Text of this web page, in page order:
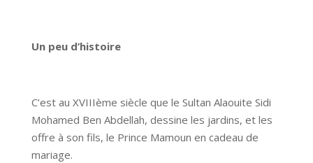
Un peu d’histoire
C’est au XVIIIème siècle que le Sultan Alaouite Sidi
Mohamed Ben Abdellah, dessine les jardins, et les
offre à son fils, le Prince Mamoun en cadeau de
mariage.